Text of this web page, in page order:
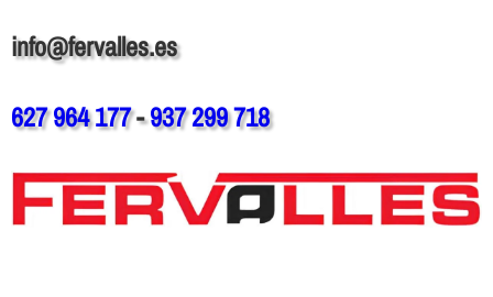
info@fervalles.es
627 964 177-937 299 718